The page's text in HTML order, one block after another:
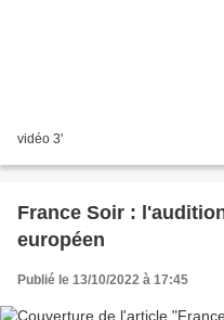
vidéo 3'
France Soir :
européen
Publié le 13/10/2022 à 17:45